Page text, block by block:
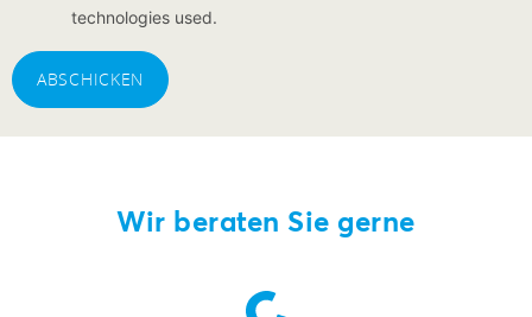
technologies used.
ABSCHICKEN
Wir beraten Sie gerne